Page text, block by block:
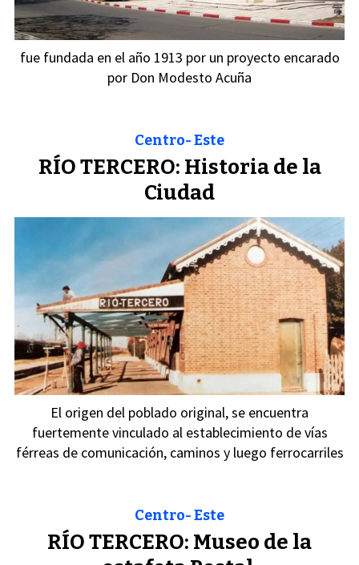
fue fundada en el año 1913 por un proyecto encarado
por Don Modesto Acuña
RÍO TERCERO: Historia de la
Ciudad
Centro- Este
El origen del poblado original, se encuentra
fuertemente vinculado al establecimiento de vías
férreas de comunicación, caminos y luego ferrocarriles
RÍO TERCERO: Museo de la
Centro- Este